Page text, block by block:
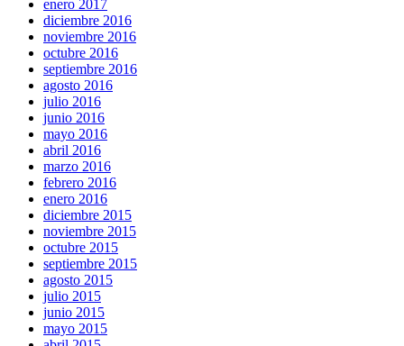
enero 2017
diciembre 2016
noviembre 2016
octubre 2016
septiembre 2016
agosto 2016
julio 2016
junio 2016
mayo 2016
abril 2016
marzo 2016
febrero 2016
enero 2016
diciembre 2015
noviembre 2015
octubre 2015
septiembre 2015
agosto 2015
julio 2015
junio 2015
mayo 2015